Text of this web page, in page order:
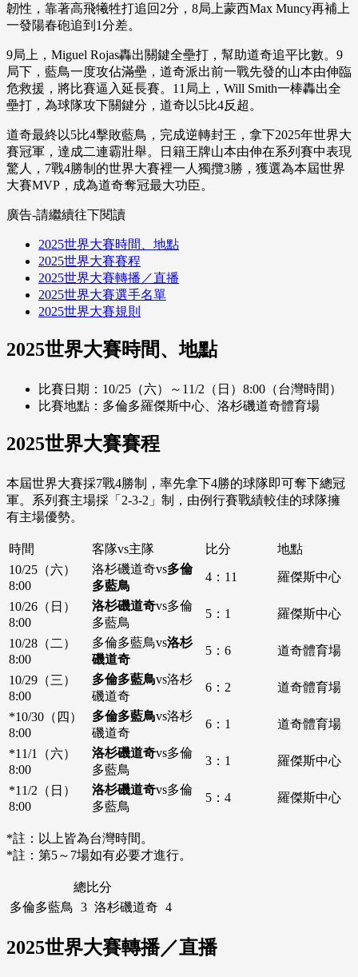
韌性，靠著高飛犧牲打追回2分，8局上蒙西Max Muncy再補上
一發陽春砲追到1分差。
9局上，Miguel Rojas轟出關鍵全壘打，幫助道奇追平比數。9
局下，藍鳥一度攻佔滿壘，道奇派出前一戰先發的山本由伸臨
危救援，將比賽逼入延長賽。11局上，Will Smith一棒轟出全
壘打，為球隊攻下關鍵分，道奇以5比4反超。
道奇最終以5比4擊敗藍鳥，完成逆轉封王，拿下2025年世界大
賽冠軍，達成二連霸壯舉。日籍王牌山本由伸在系列賽中表現
驚人，7戰4勝制的世界大賽裡一人獨攬3勝，獲選為本屆世界
大賽MVP，成為道奇奪冠最大功臣。
廣告-請繼續往下閱讀
2025世界大賽時間、地點
2025世界大賽賽程
2025世界大賽轉播／直播
2025世界大賽選手名單
2025世界大賽規則
2025世界大賽時間、地點
比賽日期：10/25（六）～11/2（日）8:00（台灣時間）
比賽地點：多倫多羅傑斯中心、洛杉磯道奇體育場
2025世界大賽賽程
本屆世界大賽採7戰4勝制，率先拿下4勝的球隊即可奪下總冠
軍。系列賽主場採「2-3-2」制，由例行賽戰績較佳的球隊擁
有主場優勢。
時間 客隊vs主隊 比分
地點
10/25（六）
8:00
洛杉磯道奇vs多倫
多藍鳥
4：11 羅傑斯中心
10/26（日）
8:00
洛杉磯道奇vs多倫
多藍鳥
5：1 羅傑斯中心
10/28（二）
8:00
多倫多藍鳥vs洛杉
磯道奇
5：6 道奇體育場
10/29（三）
8:00
多倫多藍鳥vs洛杉
磯道奇
6：2 道奇體育場
*10/30（四）
8:00
多倫多藍鳥vs洛杉
磯道奇
6：1 道奇體育場
*11/1（六）
8:00
洛杉磯道奇vs多倫
多藍鳥
3：1 羅傑斯中心
*11/2（日）
8:00
洛杉磯道奇vs多倫
多藍鳥
5：4 羅傑斯中心
*註：以上皆為台灣時間。
*註：第5～7場如有必要才進行。
總比分
多倫多藍鳥 3 洛杉磯道奇 4
2025世界大賽轉播／直播